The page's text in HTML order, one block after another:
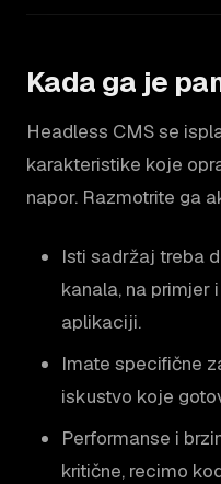
Kada ga je
Headless CMS se
karakteristike koje
napor. Razmotrite ga
Isti sadržaj treba
kanala, na primjer
aplikaciji.
Imate specifične
iskustvo koje
Performanse i
kritične, recimo